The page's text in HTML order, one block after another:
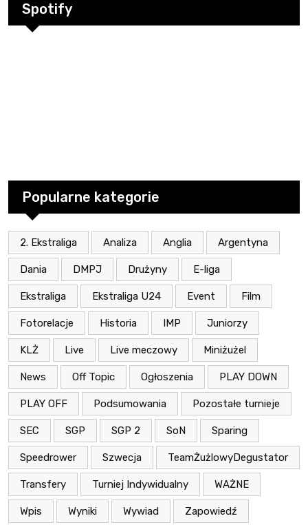
Spotify
Popularne kategorie
2. Ekstraliga Analiza Anglia Argentyna
Dania DMPJ Drużyny E-liga
Ekstraliga Ekstraliga U24 Event Film
Fotorelacje Historia IMP Juniorzy
KLŻ Live Live meczowy Miniżużel
News Off Topic Ogłoszenia PLAY DOWN
PLAY OFF Podsumowania Pozostałe turnieje
SEC SGP SGP 2 SoN Sparing
Speedrower Szwecja TeamŻużlowyDegustator
Transfery Turniej Indywidualny WAŻNE
Wpis Wyniki Wywiad Zapowiedź